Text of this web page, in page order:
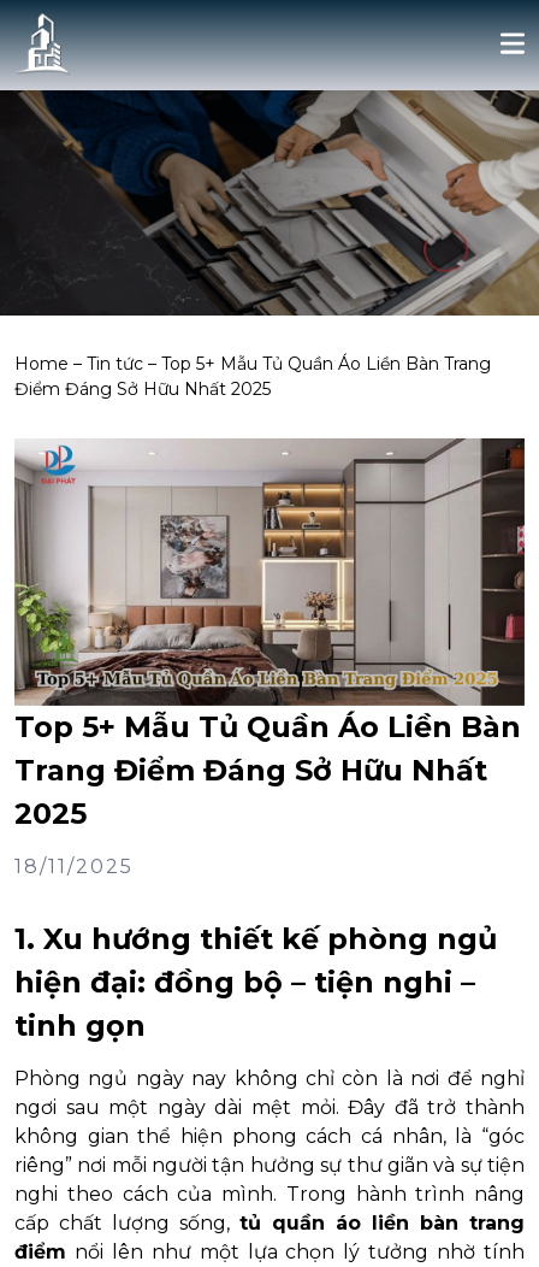
Home – Tin tức – Top 5+ Mẫu Tủ Quần Áo Liền Bàn Trang
Điểm Đáng Sở Hữu Nhất 2025
Top 5+ Mẫu Tủ Quần Áo Liền Bàn
Trang Điểm Đáng Sở Hữu Nhất
2025
18/11/2025
1. Xu hướng thiết kế phòng ngủ
hiện đại: đồng bộ – tiện nghi –
tinh gọn
Phòng ngủ ngày nay không chỉ còn là nơi để nghỉ
ngơi sau một ngày dài mệt mỏi. Đây đã trở thành
không gian thể hiện phong cách cá nhân, là “góc
riêng” nơi mỗi người tận hưởng sự thư giãn và sự tiện
nghi theo cách của mình. Trong hành trình nâng
cấp chất lượng sống, tủ quần áo liền bàn trang
điểm nổi lên như một lựa chọn lý tưởng nhờ tính